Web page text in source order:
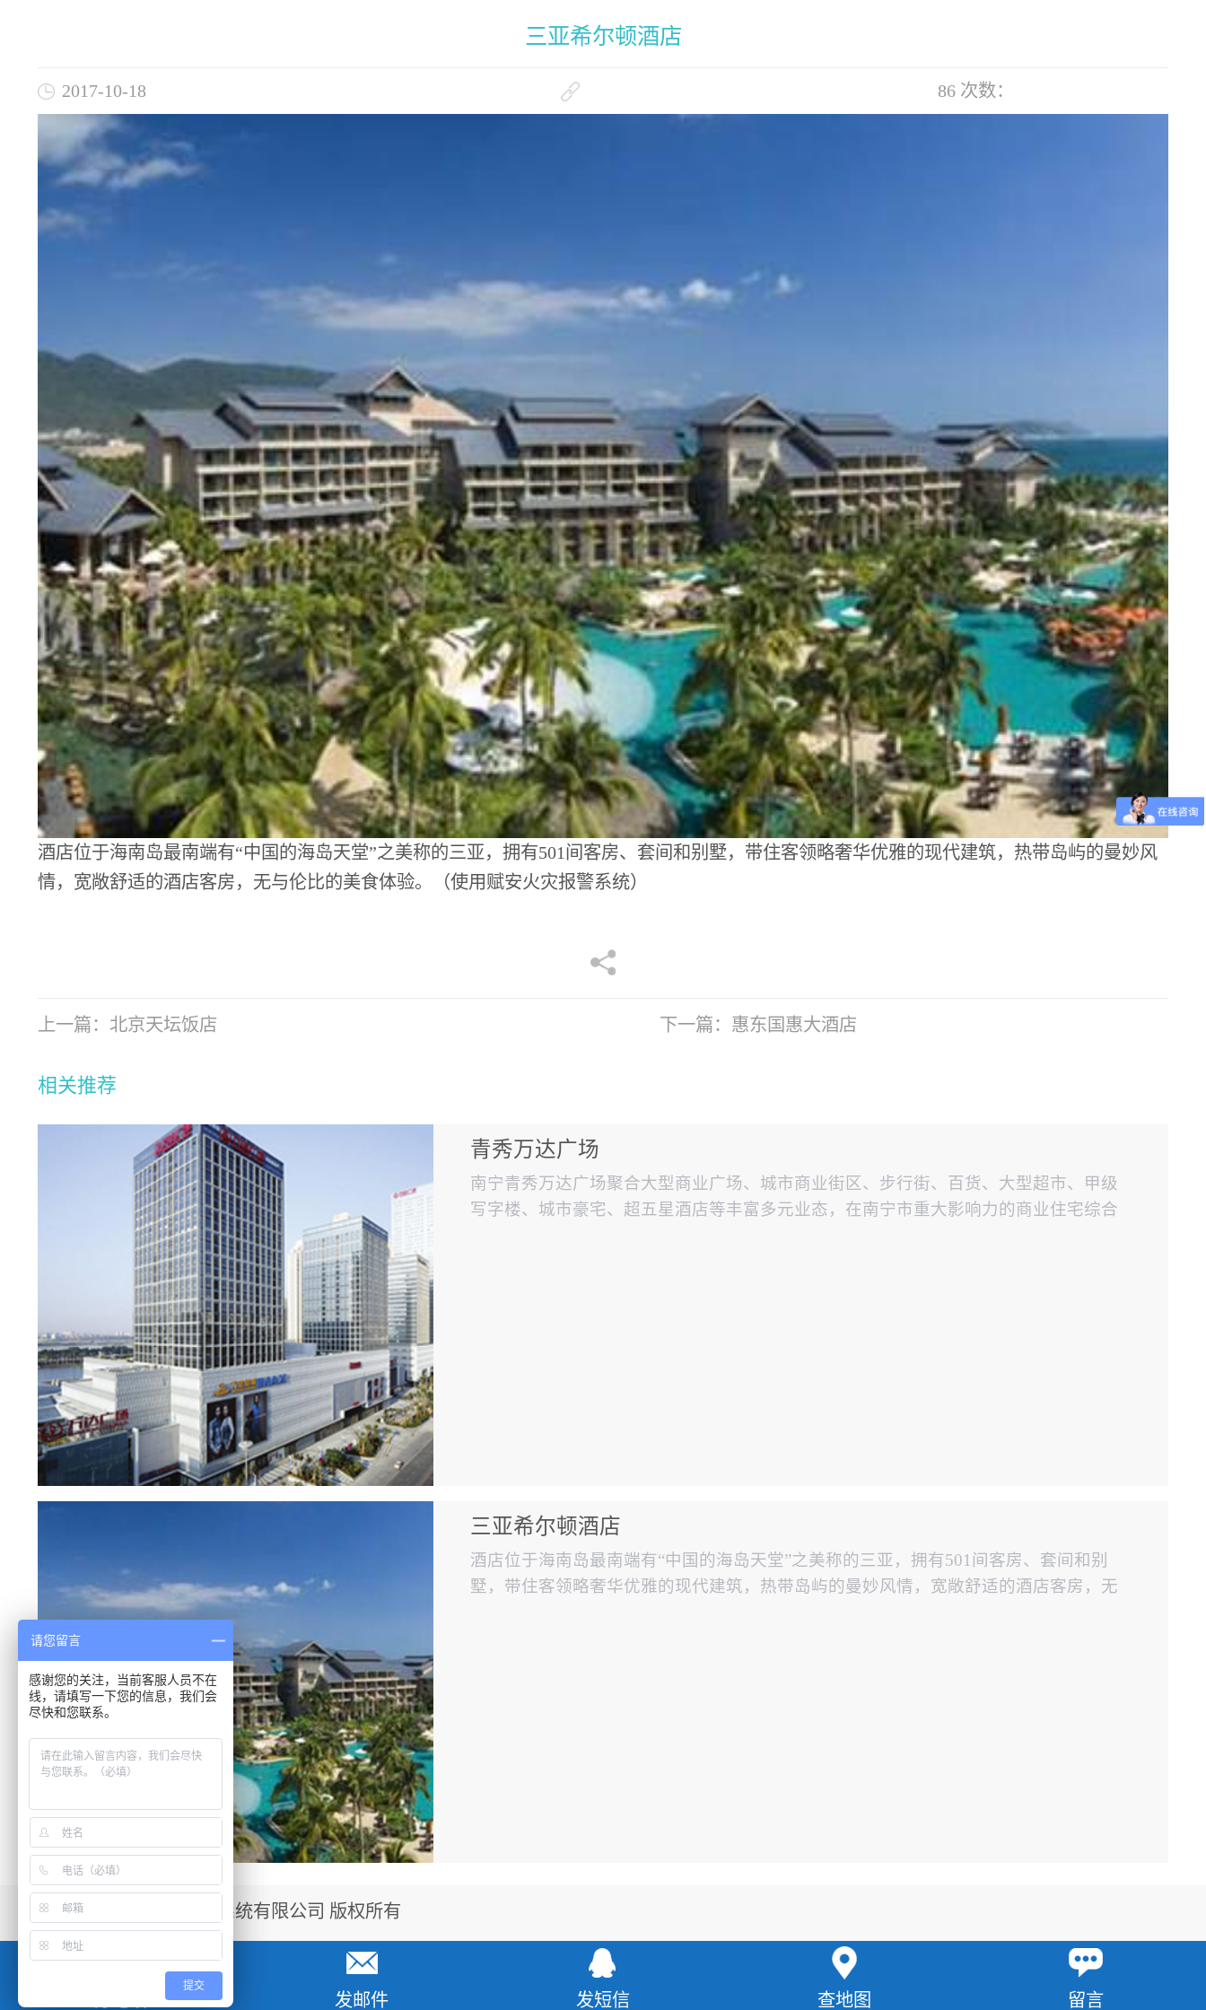
三亚希尔顿酒店
2017-10-18 86 次数：
酒店位于海南岛最南端有“中国的海岛天堂”之美称的三亚，拥有501间客房、套间和别墅，带住客领略奢华优雅的现代建筑，热带岛屿的曼妙风
情，宽敞舒适的酒店客房，无与伦比的美食体验。（使用赋安火灾报警系统）
上一篇： 北京天坛饭店 下一篇： 惠东国惠大酒店
相关推荐
青秀万达广场
南宁青秀万达广场聚合大型商业广场、城市商业街区、步行街、百货、大型超市、甲级
写字楼、城市豪宅、超五星酒店等丰富多元业态，在南宁市重大影响力的商业住宅综合
三亚希尔顿酒店
酒店位于海南岛最南端有“中国的海岛天堂”之美称的三亚，拥有501间客房、套间和别
墅，带住客领略奢华优雅的现代建筑，热带岛屿的曼妙风情，宽敞舒适的酒店客房，无
©2017 深圳市赋安安全系统有限公司 版权所有
发邮件 发短信 查地图 留言
请您留言
感谢您的关注，当前客服人员不在
线，请填写一下您的信息，我们会
尽快和您联系。
提交